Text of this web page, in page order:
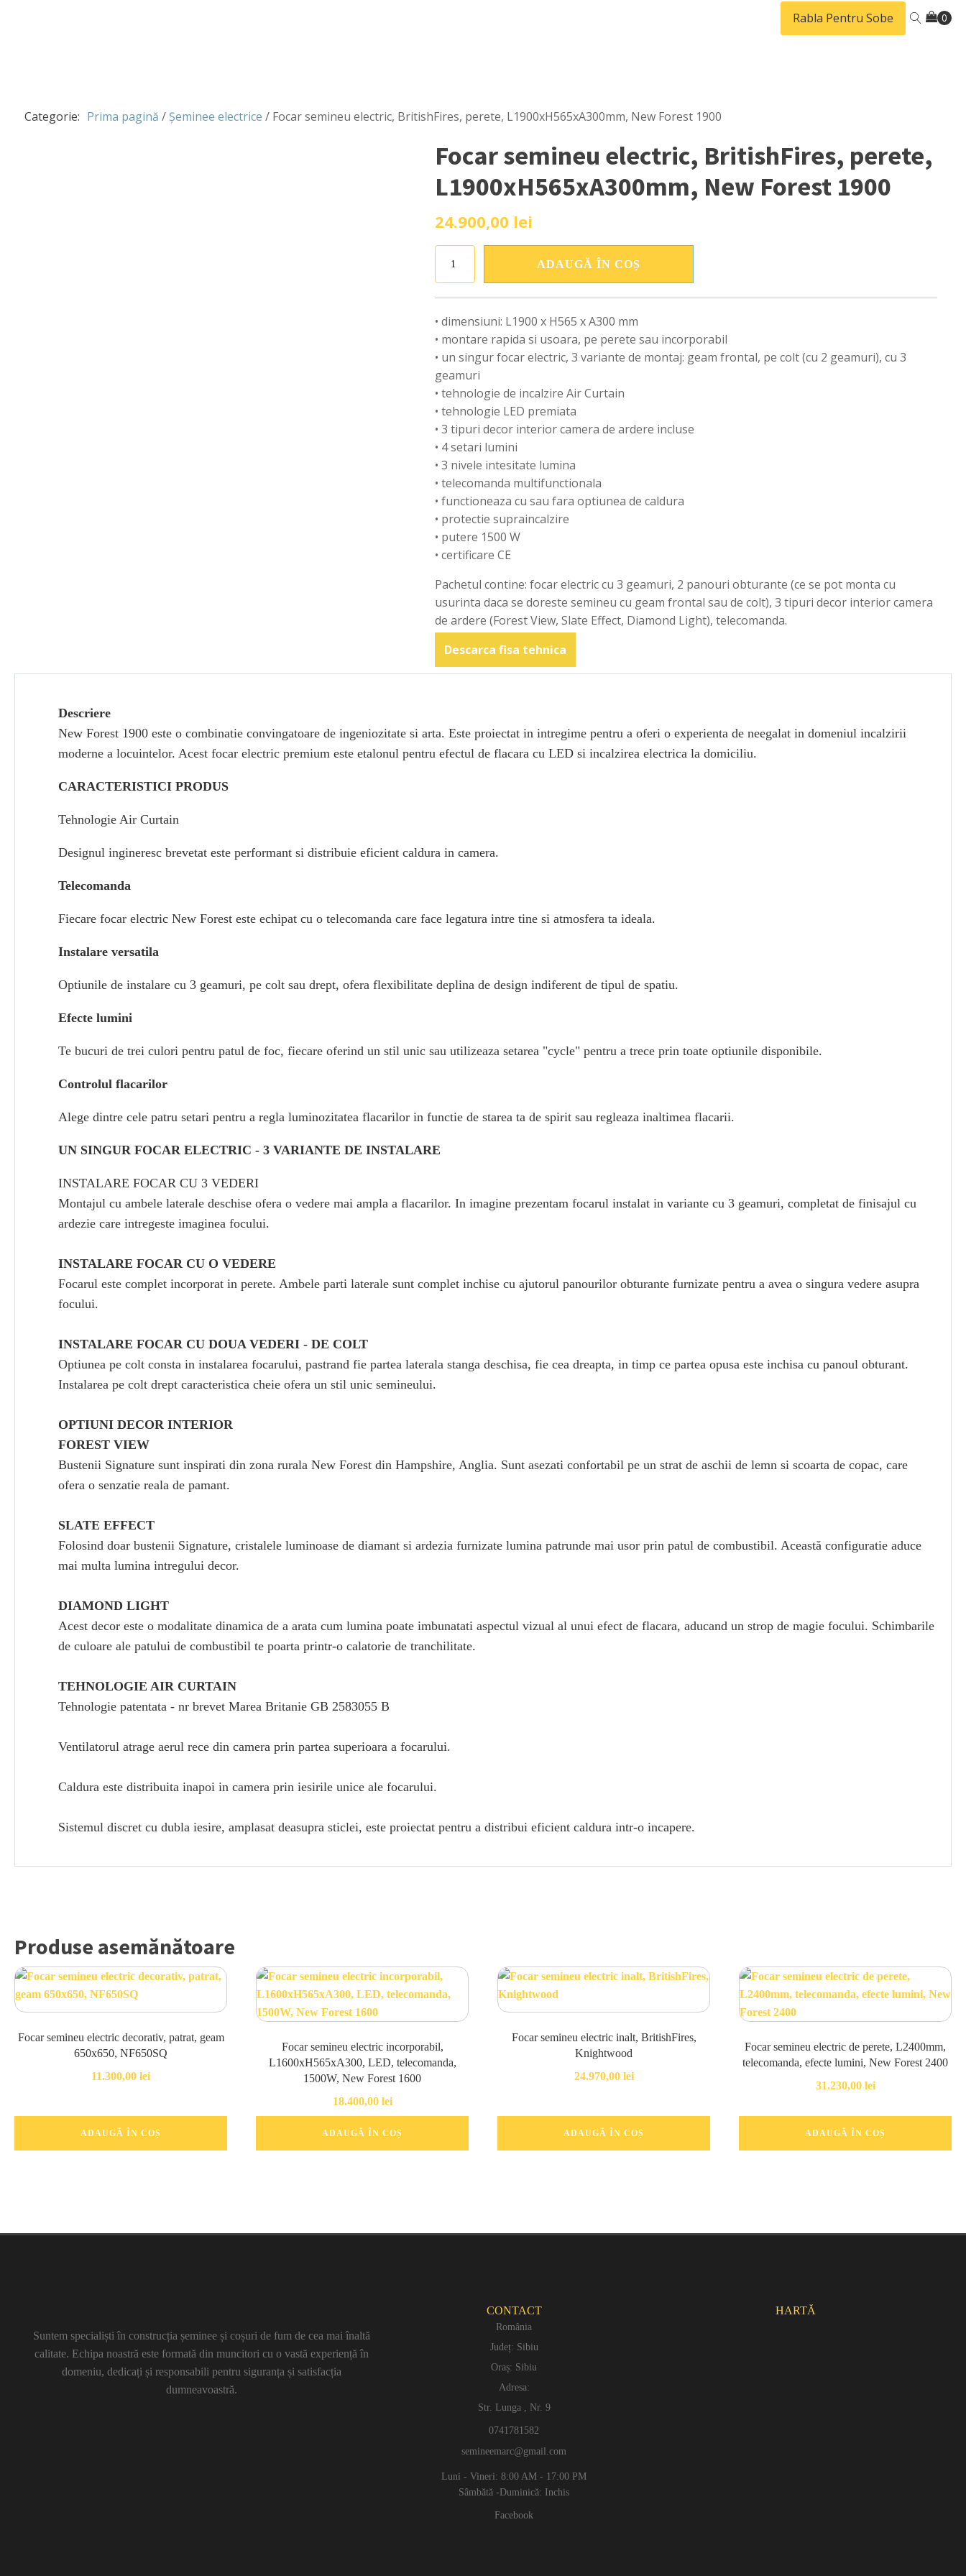
Rabla Pentru Sobe
Categorie: Prima pagină / Șeminee electrice / Focar semineu electric, BritishFires, perete, L1900xH565xA300mm, New Forest 1900
Focar semineu electric, BritishFires, perete,
L1900xH565xA300mm, New Forest 1900
24.900,00 lei
semineu
electric,
perete,
L1900xH565xA300mm,
New
1900
ADAUGĂ ÎN COȘ
• dimensiuni: L1900 x H565 x A300 mm
• montare rapida si usoara, pe perete sau incorporabil
• un singur focar electric, 3 variante de montaj: geam frontal, pe colt (cu 2 geamuri), cu 3
geamuri
• tehnologie de incalzire Air Curtain
• tehnologie LED premiata
• 3 tipuri decor interior camera de ardere incluse
• 4 setari lumini
• 3 nivele intesitate lumina
• telecomanda multifunctionala
• functioneaza cu sau fara optiunea de caldura
• protectie supraincalzire
• putere 1500 W
• certificare CE
Pachetul contine: focar electric cu 3 geamuri, 2 panouri obturante (ce se pot monta cu
usurinta daca se doreste semineu cu geam frontal sau de colt), 3 tipuri decor interior camera
de ardere (Forest View, Slate Effect, Diamond Light), telecomanda.
Descarca fisa tehnica
Descriere
New Forest 1900 este o combinatie convingatoare de ingeniozitate si arta. Este proiectat in intregime pentru a oferi o experienta de neegalat in domeniul incalzirii
moderne a locuintelor. Acest focar electric premium este etalonul pentru efectul de flacara cu LED si incalzirea electrica la domiciliu.
CARACTERISTICI PRODUS
Tehnologie Air Curtain
Designul ingineresc brevetat este performant si distribuie eficient caldura in camera.
Telecomanda
Fiecare focar electric New Forest este echipat cu o telecomanda care face legatura intre tine si atmosfera ta ideala.
Instalare versatila
Optiunile de instalare cu 3 geamuri, pe colt sau drept, ofera flexibilitate deplina de design indiferent de tipul de spatiu.
Efecte lumini
Te bucuri de trei culori pentru patul de foc, fiecare oferind un stil unic sau utilizeaza setarea "cycle" pentru a trece prin toate optiunile disponibile.
Controlul flacarilor
Alege dintre cele patru setari pentru a regla luminozitatea flacarilor in functie de starea ta de spirit sau regleaza inaltimea flacarii.
UN SINGUR FOCAR ELECTRIC - 3 VARIANTE DE INSTALARE
INSTALARE FOCAR CU 3 VEDERI
Montajul cu ambele laterale deschise ofera o vedere mai ampla a flacarilor. In imagine prezentam focarul instalat in variante cu 3 geamuri, completat de finisajul cu
ardezie care intregeste imaginea focului.
INSTALARE FOCAR CU O VEDERE
Focarul este complet incorporat in perete. Ambele parti laterale sunt complet inchise cu ajutorul panourilor obturante furnizate pentru a avea o singura vedere asupra
focului.
INSTALARE FOCAR CU DOUA VEDERI - DE COLT
Optiunea pe colt consta in instalarea focarului, pastrand fie partea laterala stanga deschisa, fie cea dreapta, in timp ce partea opusa este inchisa cu panoul obturant.
Instalarea pe colt drept caracteristica cheie ofera un stil unic semineului.
OPTIUNI DECOR INTERIOR
FOREST VIEW
Bustenii Signature sunt inspirati din zona rurala New Forest din Hampshire, Anglia. Sunt asezati confortabil pe un strat de aschii de lemn si scoarta de copac, care
ofera o senzatie reala de pamant.
SLATE EFFECT
Folosind doar bustenii Signature, cristalele luminoase de diamant si ardezia furnizate lumina patrunde mai usor prin patul de combustibil. Această configuratie aduce
mai multa lumina intregului decor.
DIAMOND LIGHT
Acest decor este o modalitate dinamica de a arata cum lumina poate imbunatati aspectul vizual al unui efect de flacara, aducand un strop de magie focului. Schimbarile
de culoare ale patului de combustibil te poarta printr-o calatorie de tranchilitate.
TEHNOLOGIE AIR CURTAIN
Tehnologie patentata - nr brevet Marea Britanie GB 2583055 B
Ventilatorul atrage aerul rece din camera prin partea superioara a focarului.
Caldura este distribuita inapoi in camera prin iesirile unice ale focarului.
Sistemul discret cu dubla iesire, amplasat deasupra sticlei, este proiectat pentru a distribui eficient caldura intr-o incapere.
Produse asemănătoare
Focar semineu electric decorativ, patrat, geam
650x650, NF650SQ
11.300,00 lei
ADAUGĂ ÎN COȘ
Focar semineu electric incorporabil,
L1600xH565xA300, LED, telecomanda,
1500W, New Forest 1600
18.400,00 lei
ADAUGĂ ÎN COȘ
Focar semineu electric inalt, BritishFires,
Knightwood
24.970,00 lei
ADAUGĂ ÎN COȘ
Focar semineu electric de perete, L2400mm,
telecomanda, efecte lumini, New Forest 2400
31.230,00 lei
ADAUGĂ ÎN COȘ
Suntem specialiști în construcția șeminee și coșuri de fum de cea mai înaltă
calitate. Echipa noastră este formată din muncitori cu o vastă experiență în
domeniu, dedicați și responsabili pentru siguranța și satisfacția
dumneavoastră.
CONTACT
România
Județ: Sibiu
Oraș: Sibiu
Adresa:
Str. Lunga , Nr. 9
0741781582
semineemarc@gmail.com
Luni - Vineri: 8:00 AM - 17:00 PM
Sâmbătă -Duminică: Inchis
Facebook
HARTĂ